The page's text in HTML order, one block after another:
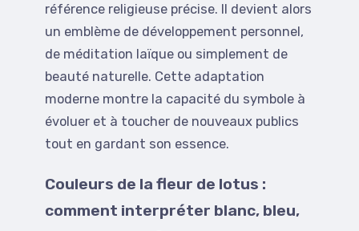
référence religieuse précise. Il devient alors
un emblème de développement personnel,
de méditation laïque ou simplement de
beauté naturelle. Cette adaptation
moderne montre la capacité du symbole à
évoluer et à toucher de nouveaux publics
tout en gardant son essence.
Couleurs de la fleur de lotus :
comment interpréter blanc, bleu,